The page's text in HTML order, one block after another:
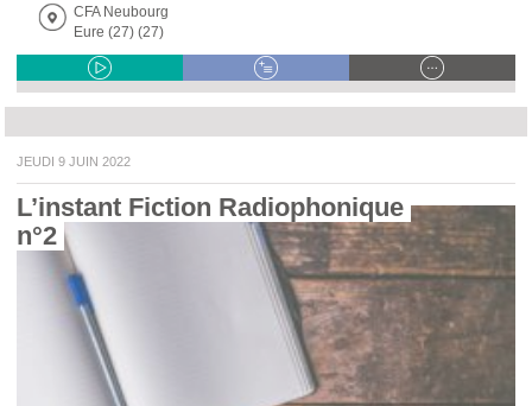
CFA Neubourg
Eure (27) (27)
JEUDI 9 JUIN 2022
L’instant Fiction Radiophonique
n°2